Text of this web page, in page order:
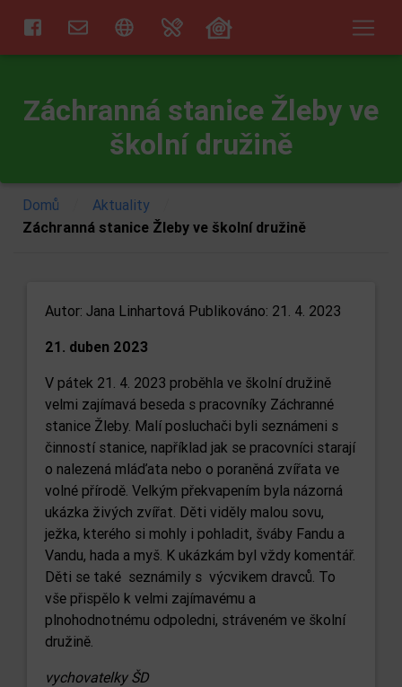
Záchranná stanice Žleby ve
školní družině
Domů Aktuality
Záchranná stanice Žleby ve školní družině
Autor: Jana Linhartová Publikováno: 21. 4. 2023
21. duben 2023
V pátek 21. 4. 2023 proběhla ve školní družině
velmi zajímavá beseda s pracovníky Záchranné
stanice Žleby. Malí posluchači byli seznámeni s
činností stanice, například jak se pracovníci starají
o nalezená mláďata nebo o poraněná zvířata ve
volné přírodě. Velkým překvapením byla názorná
ukázka živých zvířat. Děti viděly malou sovu,
ježka, kterého si mohly i pohladit, šváby Fandu a
Vandu, hada a myš. K ukázkám byl vždy komentář.
Děti se také seznámily s výcvikem dravců. To
vše přispělo k velmi zajímavému a
plnohodnotnému odpoledni, stráveném ve školní
družině.
vychovatelky ŠD